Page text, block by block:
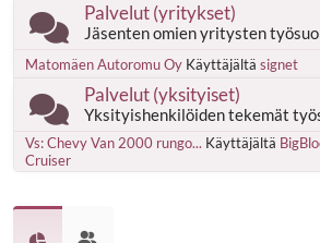
Palvelut (yritykset)
Jäsenten omien yritysten
Matomäen Autoromu Oy Käyttäjältä signet
Palvelut (yksityiset)
Yksityishenkilöiden tekemät
Vs: Chevy Van 2000 rungo... Käyttäjältä
Cruiser